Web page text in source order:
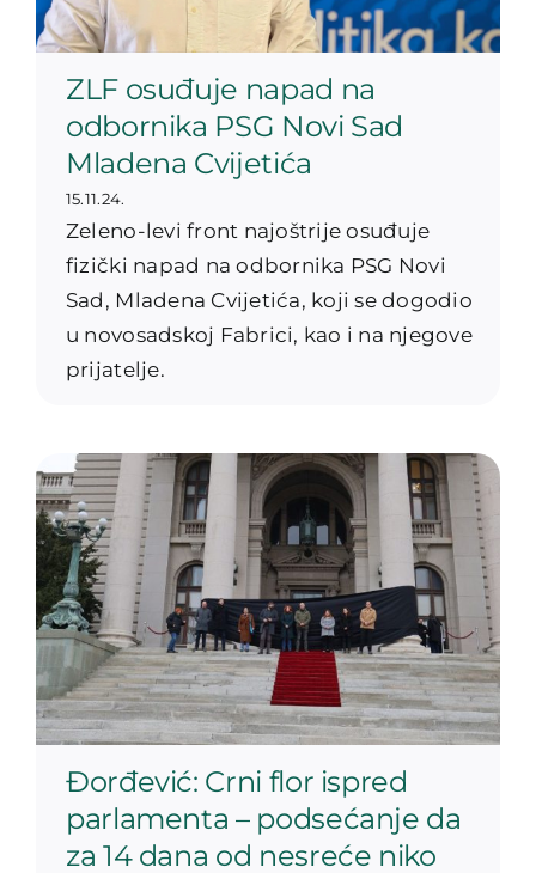
ZLF osuđuje napad na
odbornika PSG Novi Sad
Mladena Cvijetića
15.11.24.
Zeleno-levi front najoštrije osuđuje
fizički napad na odbornika PSG Novi
Sad, Mladena Cvijetića, koji se dogodio
u novosadskoj Fabrici, kao i na njegove
prijatelje.
Đorđević: Crni flor ispred
parlamenta – podsećanje da
za 14 dana od nesreće niko